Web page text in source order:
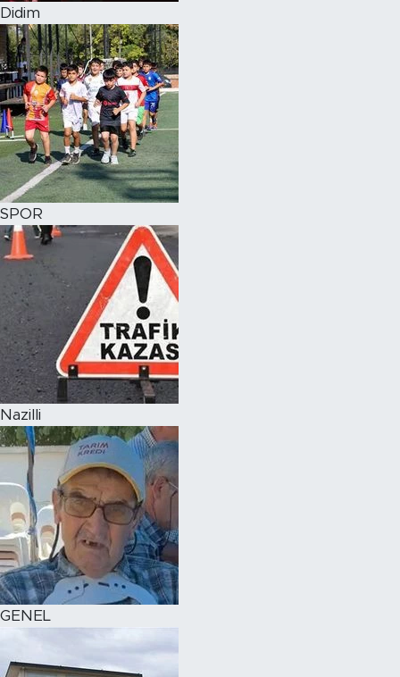
Didim
SPOR
Nazilli
GENEL